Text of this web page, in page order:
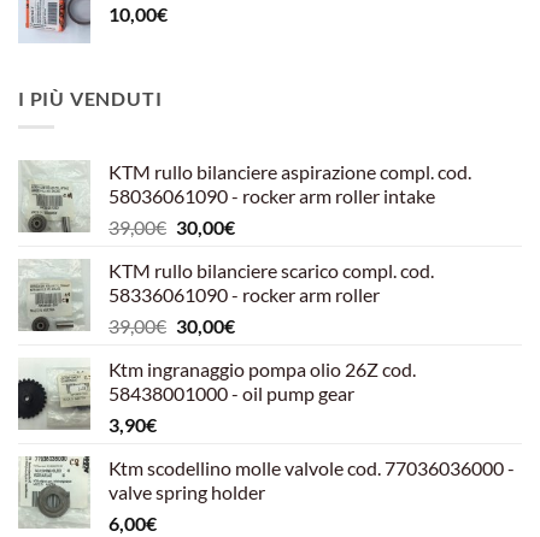
10,00€
I PIÙ VENDUTI
KTM rullo bilanciere aspirazione compl. cod.
58036061090 - rocker arm roller intake
39,00€ Il
originale
era:
39,00€.
30,00€Il
attuale
è:
30,00€.
KTM rullo bilanciere scarico compl. cod.
58336061090 - rocker arm roller
39,00€ Il
originale
era:
30,00€Il
attuale
è:
Ktm ingranaggio pompa olio 26Z cod.
58438001000 - oil pump gear
3,90€
Ktm scodellino molle valvole cod. 77036036000 -
valve spring holder
6,00€